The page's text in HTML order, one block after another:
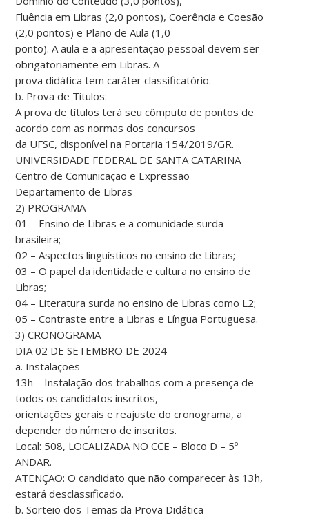
Fluência em Libras (2,0 pontos), Coerência e Coesão
(2,0 pontos) e Plano de Aula (1,0
ponto). A aula e a apresentação pessoal devem ser
obrigatoriamente em Libras. A
prova didática tem caráter classificatório.
b. Prova de Títulos:
A prova de títulos terá seu cômputo de pontos de
acordo com as normas dos concursos
da UFSC, disponível na Portaria 154/2019/GR.
UNIVERSIDADE FEDERAL DE SANTA CATARINA
Centro de Comunicação e Expressão
Departamento de Libras
2) PROGRAMA
01 – Ensino de Libras e a comunidade surda
brasileira;
02 – Aspectos linguísticos no ensino de Libras;
03 – O papel da identidade e cultura no ensino de
Libras;
04 – Literatura surda no ensino de Libras como L2;
05 – Contraste entre a Libras e Língua Portuguesa.
3) CRONOGRAMA
DIA 02 DE SETEMBRO DE 2024
a. Instalações
13h – Instalação dos trabalhos com a presença de
todos os candidatos inscritos,
orientações gerais e reajuste do cronograma, a
depender do número de inscritos.
Local: 508, LOCALIZADA NO CCE – Bloco D – 5º
ANDAR.
ATENÇÃO: O candidato que não comparecer às 13h,
estará desclassificado.
b. Sorteio dos Temas da Prova Didática